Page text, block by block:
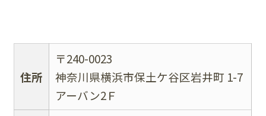
住所
〒240-0023
神奈川県横浜市保土ケ谷区岩井町 1-7
アーバン2Ｆ